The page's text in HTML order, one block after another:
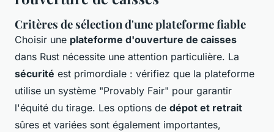
Critères de sélection d'une plateforme fiable
Choisir une plateforme d'ouverture de caisses
dans Rust nécessite une attention particulière. La
sécurité est primordiale : vérifiez que la plateforme
utilise un système "Provably Fair" pour garantir
l'équité du tirage. Les options de dépot et retrait
sûres et variées sont également importantes,